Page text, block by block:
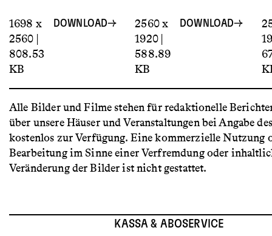
1698 x
2560 |
808.53
KB
DOWNLOAD
2560 x
1920 |
588.89
KB
DOWNLOAD
Alle Bilder und Filme stehen für redaktionelle
über unsere Häuser und Veranstaltungen bei Angabe
kostenlos zur Verfügung. Eine kommerzielle Nutzung
Bearbeitung im Sinne einer Verfremdung oder
Veränderung der Bilder ist nicht gestattet.
KASSA & ABOSERVICE